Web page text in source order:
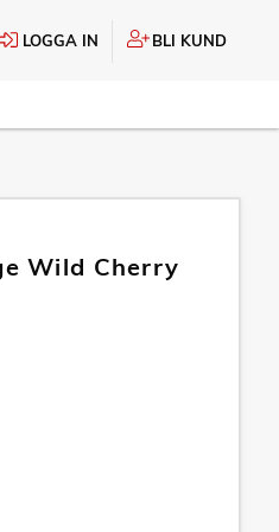
LOGGA IN BLI KUND
Wild Cherry